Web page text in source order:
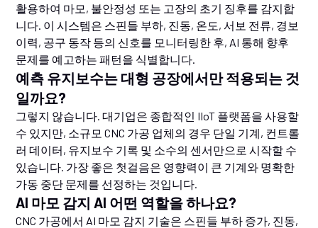
활용하여 마모, 불안정성 또는 고장의 초기 징후를 감지합
니다. 이 시스템은 스핀들 부하, 진동, 온도, 서보 전류, 경보
이력, 공구 동작 등의 신호를 모니터링한 후, AI 통해 향후
문제를 예고하는 패턴을 식별합니다.
예측 유지보수는 대형 공장에서만 적용되는 것
일까요?
그렇지 않습니다. 대기업은 종합적인 IIoT 플랫폼을 사용할
수 있지만, 소규모 CNC 가공 업체의 경우 단일 기계, 컨트롤
러 데이터, 유지보수 기록 및 소수의 센서만으로 시작할 수
있습니다. 가장 좋은 첫걸음은 영향력이 큰 기계와 명확한
가동 중단 문제를 선정하는 것입니다.
AI 마모 감지 AI 어떤 역할을 하나요?
CNC 가공에서 AI 마모 감지 기술은 스핀들 부하 증가, 진동,